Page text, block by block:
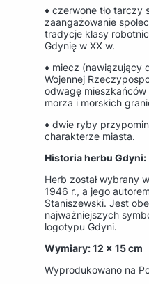
♦ czerwone tło tarczy
zaangażowanie
tradycje klasy
Gdynię w XX w.
♦ miecz (nawiązujący
Wojennej
odwagę
morza i morskich
♦ dwie ryby
charakterze miasta.
Historia herbu Gdyni:
Herb został wybrany
1946 r., a jego
Staniszewski. Jest
najważniejszych
logotypu Gdyni.
Wymiary: 12 x 15 cm
Wyprodukowano na